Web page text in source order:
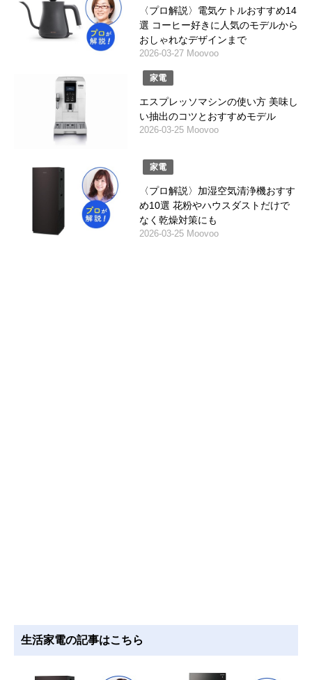
〈プロ解説〉電気ケトルおすすめ14
選 コーヒー好きに人気のモデルから
おしゃれなデザインまで
2026-03-27 Moovoo
家電
エスプレッソマシンの使い方 美味し
い抽出のコツとおすすめモデル
2026-03-25 Moovoo
家電
〈プロ解説〉加湿空気清浄機おすす
め10選 花粉やハウスダストだけで
なく乾燥対策にも
2026-03-25 Moovoo
生活家電の記事はこちら